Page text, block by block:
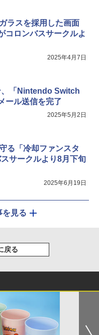
ラスを採用した画面
コロンバスサークルよ
2025年4月7日
、「Nintendo Switch
ール送信を完了
2025年5月2日
る「冷却ファンスタ
サークルより8月下旬
2025年6月19日
を見る
戻る